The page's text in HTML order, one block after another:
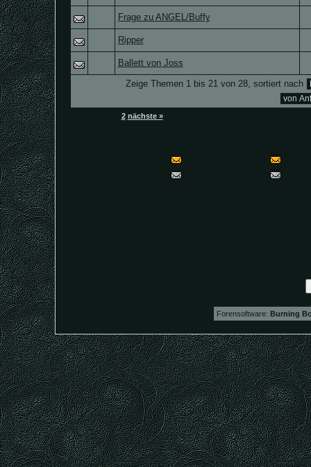
Frage zu ANGEL/Buffy
Ripper
Ballett von Joss
Zeige Themen 1 bis 21 von 28, sortiert nach
2 nächste »
Forensoftware: Burning